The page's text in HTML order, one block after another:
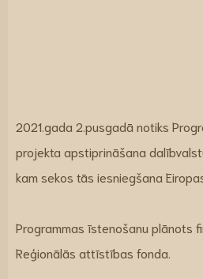
2021.gada 2.pusgadā notiks
projekta apstiprināšana
kam sekos tās iesniegšana
Programmas īstenošanu plānots
Reģionālās attīstības fonda.